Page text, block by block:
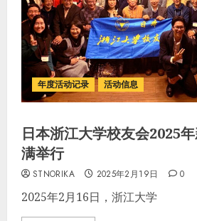
年度活动记录 活动信息
日本浙江大学校友会2025
满举行
STNORIKA 2025年2月19日 0
2025年2月16日，浙江大学